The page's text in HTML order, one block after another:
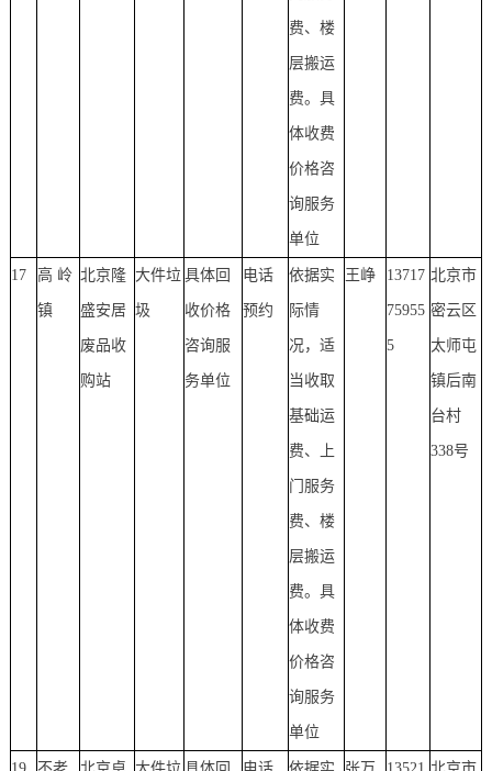
费、楼
层搬运
费。具
体收费
价格咨
询服务
单位
17 高 岭
镇
北京隆
盛安居
废品收
购站
大件垃
圾
具体回
收价格
咨询服
务单位
电话
预约
依据实
际情
况，适
当收取
基础运
费、上
门服务
费、楼
层搬运
费。具
体收费
价格咨
询服务
单位
王峥 13717
75955
5
北京市
密云区
太师屯
镇后南
台村
338号